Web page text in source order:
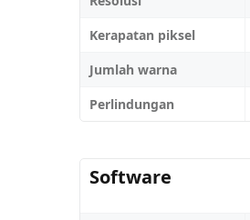
Kerapatan piksel
Jumlah warna
Perlindungan
Software